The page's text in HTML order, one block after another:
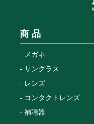
商 品
メガネ
サングラス
レンズ
コンタクトレンズ
補聴器